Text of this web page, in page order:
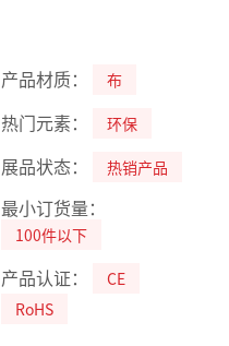
产品材质： 布
热门元素： 环保
展品状态： 热销产品
最小订货量：
100件以下
产品认证：
CE
RoHS